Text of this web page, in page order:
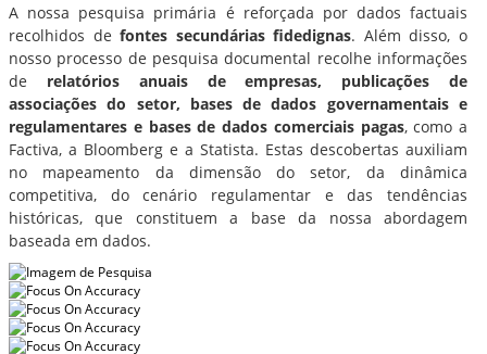
A nossa pesquisa primária é reforçada por dados factuais
recolhidos defontes secundárias fidedignas. Além disso, o
nosso processo de pesquisa documental recolhe informações
de relatórios anuais de empresas, publicações de
associações do setor, bases de dados governamentais e
regulamentares e bases de dados comerciais pagas, como a
Factiva, a Bloomberg e a Statista. Estas descobertas auxiliam
no mapeamento da dimensão do setor, da dinâmica
competitiva, do cenário regulamentar e das tendências
históricas, que constituem a base da nossa abordagem
baseada em dados.